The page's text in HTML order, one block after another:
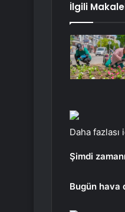
İlgili
Daha
Şimdi
Bugün hava